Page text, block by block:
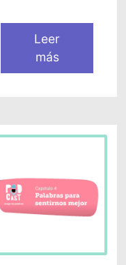
Leer
más